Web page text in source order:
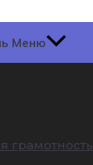
Меню
грамотность